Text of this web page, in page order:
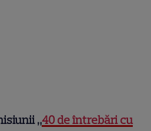
„40 de întrebări cu